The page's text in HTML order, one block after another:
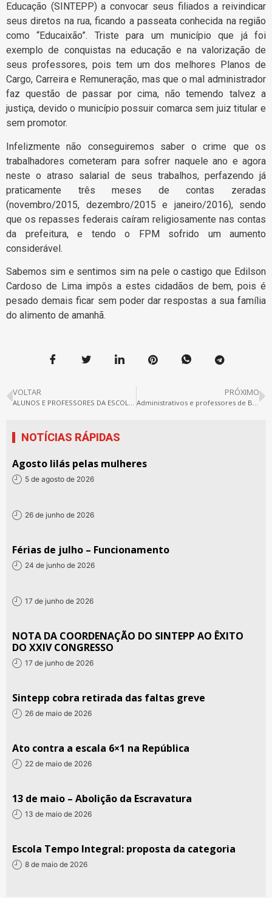
Educação (SINTEPP) a convocar seus filiados a reivindicar
seus diretos na rua, ficando a passeata conhecida na região
como “Educaixão”. Triste para um município que já foi
exemplo de conquistas na educação e na valorização de
seus professores, pois tem um dos melhores Planos de
Cargo, Carreira e Remuneração, mas que o mal administrador
faz questão de passar por cima, não temendo talvez a
justiça, devido o município possuir comarca sem juiz titular e
sem promotor.
Infelizmente não conseguiremos saber o crime que os
trabalhadores cometeram para sofrer naquele ano e agora
neste o atraso salarial de seus trabalhos, perfazendo já
praticamente três meses de contas zeradas
(novembro/2015, dezembro/2015 e janeiro/2016), sendo
que os repasses federais caíram religiosamente nas contas
da prefeitura, e tendo o FPM sofrido um aumento
considerável.
Sabemos sim e sentimos sim na pele o castigo que Edilson
Cardoso de Lima impôs a estes cidadãos de bem, pois é
pesado demais ficar sem poder dar respostas a sua família
do alimento de amanhã.
VOLTAR PRÓXIMO
NOTÍCIAS RÁPIDAS
Agosto lilás pelas mulheres
5 de agosto de 2026
26 de junho de 2026
Férias de julho – Funcionamento
24 de junho de 2026
17 de junho de 2026
NOTA DA COORDENAÇÃO DO SINTEPP AO ÊXITO
DO XXIV CONGRESSO
17 de junho de 2026
Sintepp cobra retirada das faltas greve
26 de maio de 2026
Ato contra a escala 6×1 na República
22 de maio de 2026
13 de maio – Abolição da Escravatura
13 de maio de 2026
Escola Tempo Integral: proposta da categoria
8 de maio de 2026